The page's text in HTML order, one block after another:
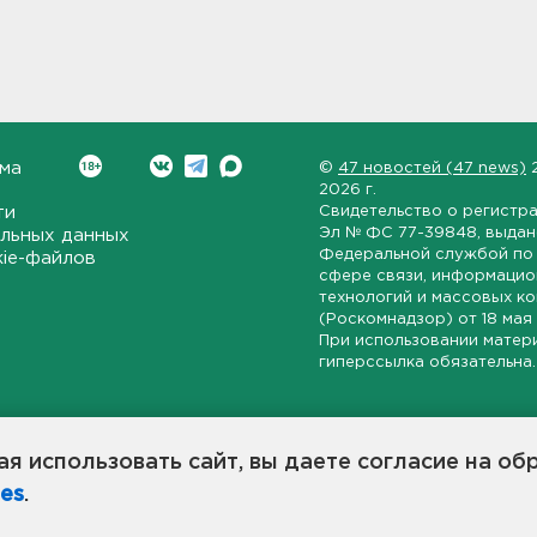
использовать сайт, вы даете согласие на
.
данных
файлов
© 47 новостей (47 news)
2026 г.
Свидетельство о
Эл № ФС 77-39848 ,
Федеральной службой по
сфере связи,
технологий и массовых
(Роскомнадзор) от 18 мая
При использовании
гиперссылка обязательна.
области, экономической и инвестиционной активности в
станет популярной и конструктивной площадкой
в 47-м регионе России.